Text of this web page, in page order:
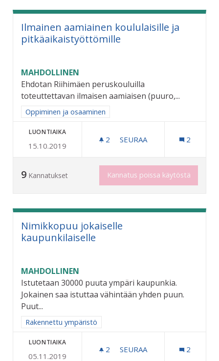
Ilmainen aamiainen koululaisille ja
pitkäaikaistyöttömille
MAHDOLLINEN
Ehdotan Riihimäen peruskouluilla
toteuttettavan ilmaisen aamiaisen (puuro,...
Rajaa tulokset aihepiirin mukaan: Oppiminen ja osaaminen
Oppiminen ja osaaminen
LUONTIAIKA
15.10.2019
2 2 SEURAAJAA
SEURAA 2
9 Kannatukset Kannatus poissa käytöstä
Nimikkopuu jokaiselle
kaupunkilaiselle
MAHDOLLINEN
Istutetaan 30000 puuta ympäri kaupunkia.
Jokainen saa istuttaa vähintään yhden puun.
Puut...
Rajaa tulokset aihepiirin mukaan: Rakennettu ympäristö
Rakennettu ympäristö
LUONTIAIKA
05.11.2019
2 2 SEURAAJAA
SEURAA 2